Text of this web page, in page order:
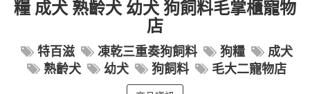
糧 成犬 熟齡犬 幼犬 狗飼料毛掌櫃寵物
店
特百滋 凍乾三重奏狗飼料 狗糧
成犬
熟齡犬
幼犬 狗飼料 毛大二寵物店